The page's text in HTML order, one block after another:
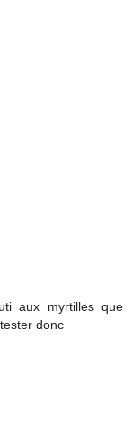
aux myrtilles que
donc